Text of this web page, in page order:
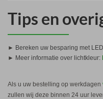
Tips en
► Bereken uw besparing met
► Meer informatie over lichtkleur:
Als u uw bestelling op werkdagen
zullen wij deze binnen 24 uur